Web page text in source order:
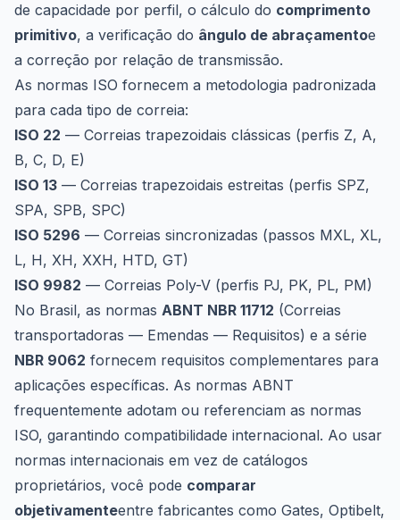
de capacidade por perfil, o cálculo do comprimento
primitivo, a verificação do ângulo de abraçamentoe
a correção por relação de transmissão.
As normas ISO fornecem a metodologia padronizada
para cada tipo de correia:
ISO 22 — Correias trapezoidais clássicas (perfis Z, A,
B, C, D, E)
ISO 13 — Correias trapezoidais estreitas (perfis SPZ,
SPA, SPB, SPC)
ISO 5296 — Correias sincronizadas (passos MXL, XL,
L, H, XH, XXH, HTD, GT)
ISO 9982 — Correias Poly-V (perfis PJ, PK, PL, PM)
No Brasil, as normas ABNT NBR 11712 (Correias
transportadoras — Emendas — Requisitos) e a série
NBR 9062 fornecem requisitos complementares para
aplicações específicas. As normas ABNT
frequentemente adotam ou referenciam as normas
ISO, garantindo compatibilidade internacional. Ao usar
normas internacionais em vez de catálogos
proprietários, você pode comparar
objetivamenteentre fabricantes como Gates, Optibelt,